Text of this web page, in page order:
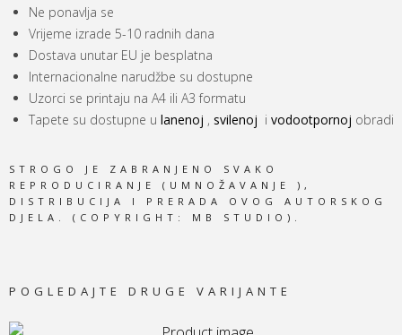
Ne ponavlja se
Vrijeme izrade 5-10 radnih dana
Dostava unutar EU je besplatna
Internacionalne narudžbe su dostupne
Uzorci se printaju na A4 ili A3 formatu
Tapete su dostupne u lanenoj , svilenoj i vodootpornoj obradi
STROGO JE ZABRANJENO SVAKO
REPRODUCIRANJE (UMNOŽAVANJE ),
DISTRIBUCIJA I PRERADA OVOG AUTORSKOG
DJELA. (COPYRIGHT: MB STUDIO).
POGLEDAJTE DRUGE VARIJANTE